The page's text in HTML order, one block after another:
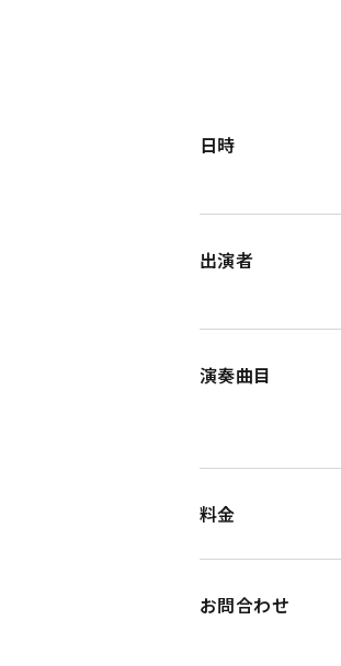
日時
出演者
演奏曲目
料金
お問合わせ